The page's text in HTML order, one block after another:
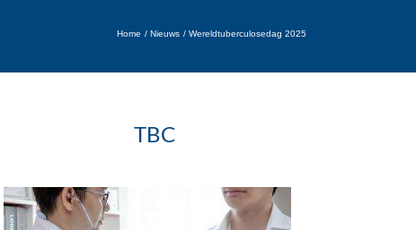
Home Nieuws Wereldtuberculosedag 2025
TBC